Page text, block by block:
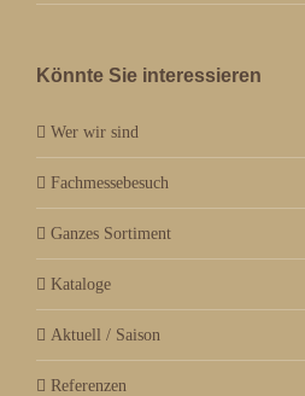
Könnte Sie interessieren
Wer wir sind
Fachmessebesuch
Ganzes Sortiment
Kataloge
Aktuell / Saison
Referenzen